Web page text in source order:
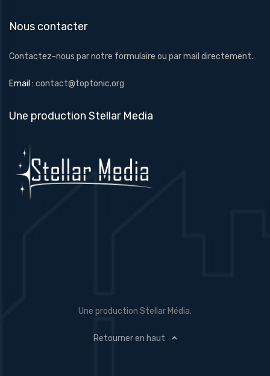
Nous contacter
Contactez-nous par notre formulaire ou par mail directement.
Email : contact@toptonic.org
Une production Stellar Media
Une production Stellar Média.
Retourner en haut